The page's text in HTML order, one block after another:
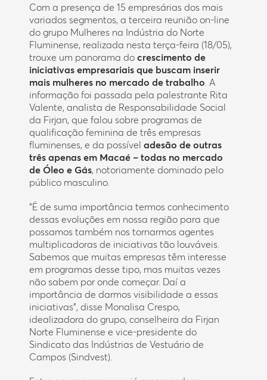
Com a presença de 15 empresárias dos mais
variados segmentos, a terceira reunião on-line
do grupo Mulheres na Indústria do Norte
Fluminense, realizada nesta terça-feira (18/05),
trouxe um panorama docrescimento de
iniciativas empresariais que buscam inserir
mais mulheres no mercado de trabalho . A
informação foi passada pela palestrante Rita
Valente, analista de Responsabilidade Social
da Firjan, que falou sobre programas de
qualificação feminina de três empresas
fluminenses, e da possível adesão de outras
três apenas em Macaé – todas no mercado
de Óleo e Gás, notoriamente dominado pelo
público masculino.
“É de suma importância termos conhecimento
dessas evoluções em nossa região para que
possamos também nos tornarmos agentes
multiplicadoras de iniciativas tão louváveis.
Sabemos que muitas empresas têm interesse
em programas desse tipo, mas muitas vezes
não sabem por onde começar. Daí a
importância de darmos visibilidade a essas
iniciativas”, disse Monalisa Crespo,
idealizadora do grupo, conselheira da Firjan
Norte Fluminense e vice-presidente do
Sindicato das Indústrias de Vestuário de
Campos (Sindvest).